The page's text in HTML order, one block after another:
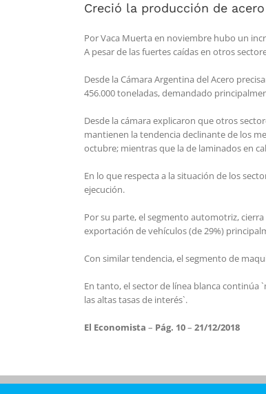
Creció la producción de acero
Por Vaca Muerta en noviembre hubo un
A pesar de las fuertes caídas en otros
Desde la Cámara Argentina del Acero
456.000 toneladas, demandado
Desde la cámara explicaron que otros
mantienen la tendencia declinante de los
octubre; mientras que la de laminados en
En lo que respecta a la situación de los
ejecución.
Por su parte, el segmento automotriz,
exportación de vehículos (de 29%)
Con similar tendencia, el segmento de
En tanto, el sector de línea blanca
las altas tasas de interés`.
El Economista – Pág. 10– 21/12/2018